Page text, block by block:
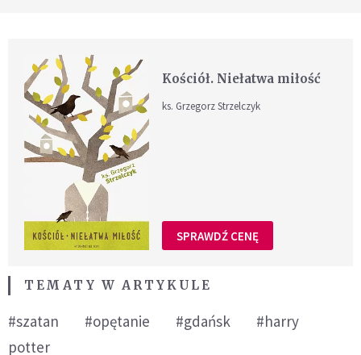
Kościół. Niełatwa miłość
ks. Grzegorz Strzelczyk
SPRAWDŹ CENĘ
TEMATY W ARTYKULE
#szatan #opętanie #gdańsk
#harry
potter